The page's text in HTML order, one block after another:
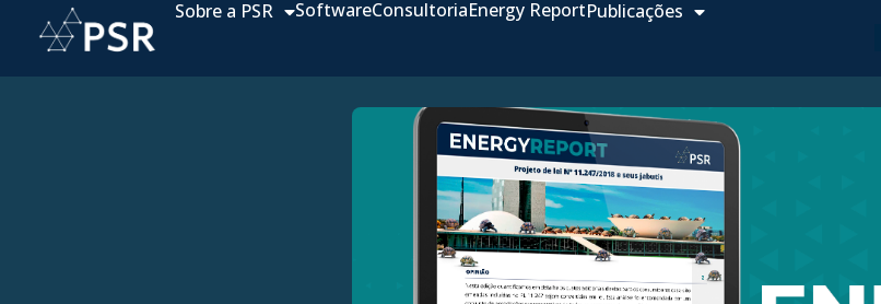
Sobre a PSR SoftwareConsultoriaEnergy ReportPublicações